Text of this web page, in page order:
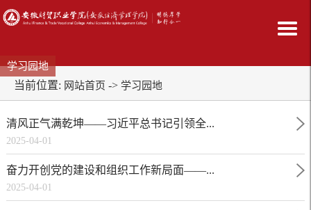
学习园地
当前位置: 网站首页 -> 学习园地
清风正气满乾坤——习近平总书记引领全...
2025-04-01
奋力开创党的建设和组织工作新局面——...
2025-04-01